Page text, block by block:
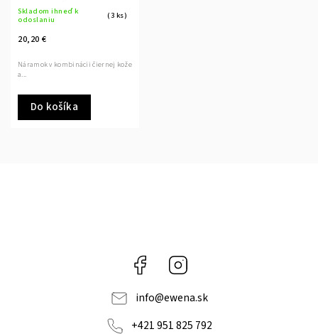
Skladom ihneď k
odoslaniu
(3 ks)
20,20 €
Do košíka
Náramok v kombinácii čiernej kože
a...
Facebook
info@ewena.sk
+421 951 825 792